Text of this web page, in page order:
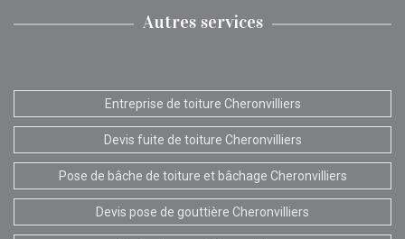
Autres services
Entreprise de toiture Cheronvilliers
Devis fuite de toiture Cheronvilliers
Pose de bâche de toiture et bâchage Cheronvilliers
Devis pose de gouttière Cheronvilliers